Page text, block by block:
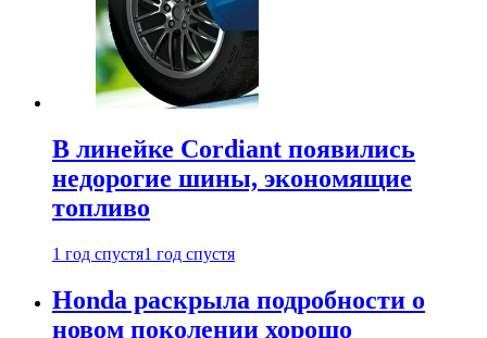
В линейке Cordiant появились
недорогие шины, экономящие
топливо
1 год спустя1 год спустя
Honda раскрыла подробности о
новом поколении хорошо